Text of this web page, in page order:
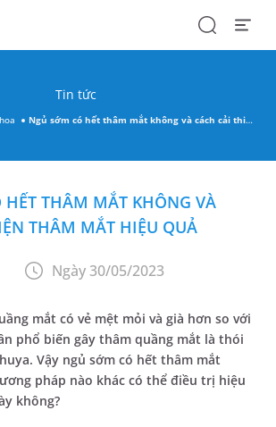
SearchOpen
Tin tức
Ngủ sớm có hết thâm mắt không và cách cải thiện thâm mắt hiệu quả
HẾT THÂM MẮT KHÔNG VÀ
THÂM MẮT HIỆU QUẢ
Ngày 30/05/2023
mắt có vẻ mệt mỏi và già hơn so với
phổ biến gây thâm quầng mắt là thói
Vậy ngủ sớm có hết thâm mắt
pháp nào khác có thể điều trị hiệu
không?